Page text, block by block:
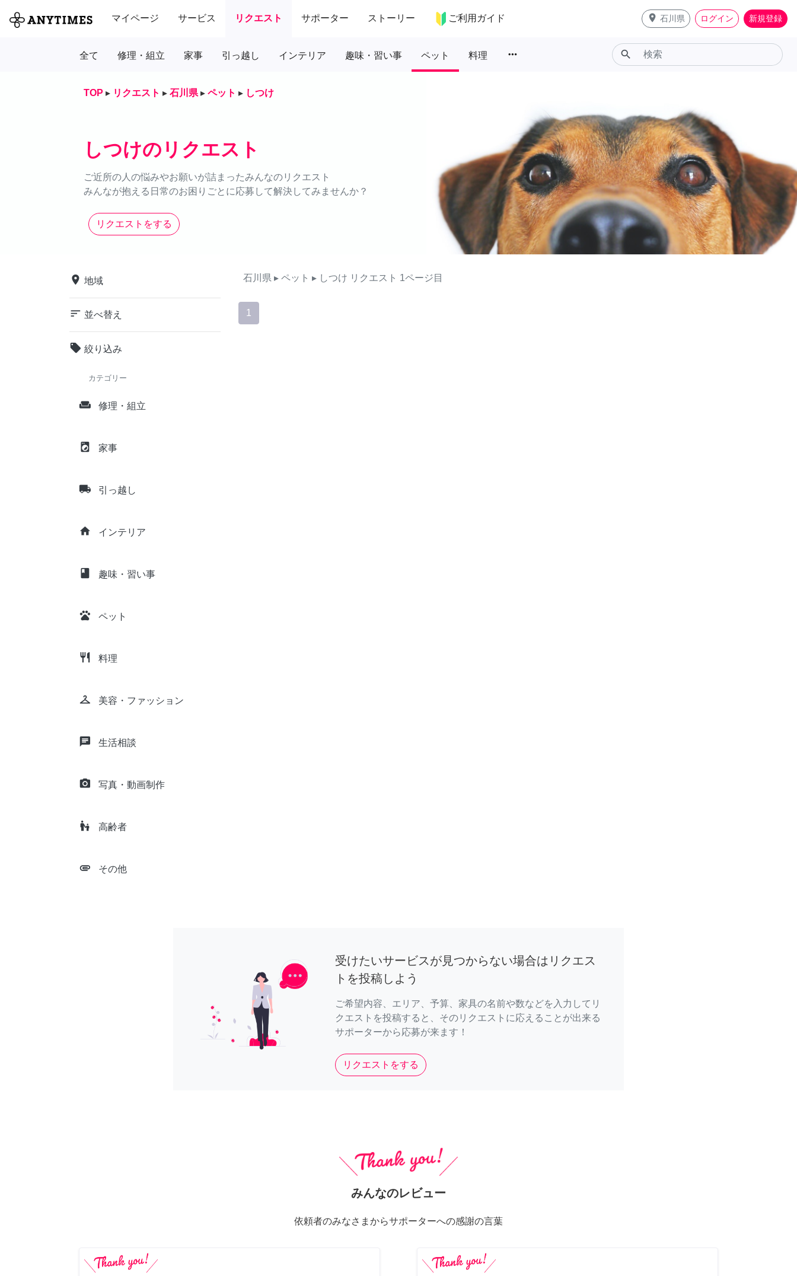
マイページ サービス リクエスト サポーター ストーリー ご利用ガイド place 石川県 ログイン 新規登録
全て 修理・組立 家事 引っ越し インテリア 趣味・習い事 ペット 料理 more_horiz search
TOP ▸ リクエスト ▸ 石川県 ▸ ペット ▸ しつけ
しつけのリクエスト
ご近所の人の悩みやお願いが詰まったみんなのリクエスト
みんなが抱える日常のお困りごとに応募して解決してみませんか？
リクエストをする
place 地域
sort 並べ替え
local_offer 絞り込み
カテゴリー
weekend 修理・組立
local_laundry_service 家事
local_shipping 引っ越し
home インテリア
class 趣味・習い事
pets ペット
restaurant 料理
checkroom 美容・ファッション
chat 生活相談
camera_alt 写真・動画制作
escalator_warning 高齢者
attachment その他
石川県 ▸ ペット ▸ しつけ リクエスト 1ページ目
1
受けたいサービスが見つからない場合はリクエス
トを投稿しよう
ご希望内容、エリア、予算、家具の名前や数などを入力してリ
クエストを投稿すると、そのリクエストに応えることが出来る
サポーターから応募が来ます！
リクエストをする
みんなのレビュー
依頼者のみなさまからサポーターへの感謝の言葉